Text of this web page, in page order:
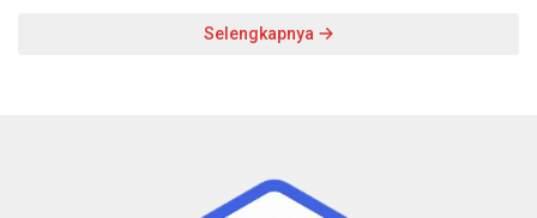
Selengkapnya